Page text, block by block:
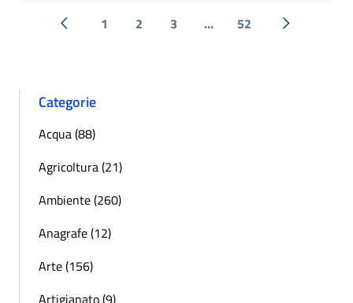
« Precedente
1 2 3 ... 52 Successiva
Categorie
Acqua (88)
Agricoltura (21)
Ambiente (260)
Anagrafe (12)
Arte (156)
Artigianato (9)